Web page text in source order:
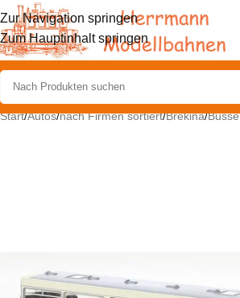
Zur Navigation springen
Zum Hauptinhalt springen
Start/Autos/nach Firmen sortiert/Brekina/Busse